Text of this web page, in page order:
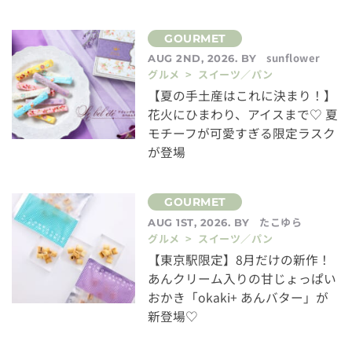
AUG 2ND, 2026. BY
sunflower
グルメ > スイーツ／パン
【夏の手土産はこれに決まり！】
花火にひまわり、アイスまで♡ 夏
モチーフが可愛すぎる限定ラスク
が登場
AUG 1ST, 2026. BY
たこゆら
グルメ > スイーツ／パン
【東京駅限定】8月だけの新作！
あんクリーム入りの甘じょっぱい
おかき「okaki+ あんバター」が
新登場♡